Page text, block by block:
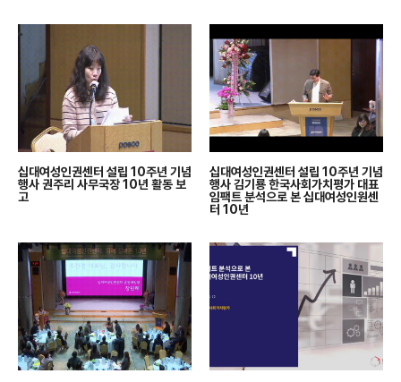
십대여성인권센터 설립 10주년 기념
행사 권주리 사무국장 10년 활동 보
고
십대여성인권센터 설립 10주년 기념
행사 김기룡 한국사회가치평가 대표
임팩트 분석으로 본 십대여성인원센
터 10년